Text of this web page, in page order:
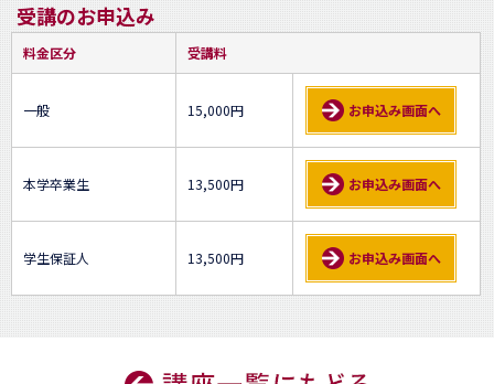
受講のお申込み
料金区分 受講料
一般 15,000円 お申込み画面へ
本学卒業生 13,500円 お申込み画面へ
学生保証人 13,500円 お申込み画面へ